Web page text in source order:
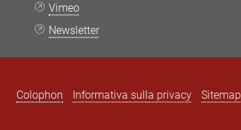
Vimeo
Newsletter
Colophon Informativa sulla privacy Sitemap